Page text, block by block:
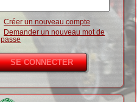
Créer un nouveau compte
Demander un nouveau mot de
passe